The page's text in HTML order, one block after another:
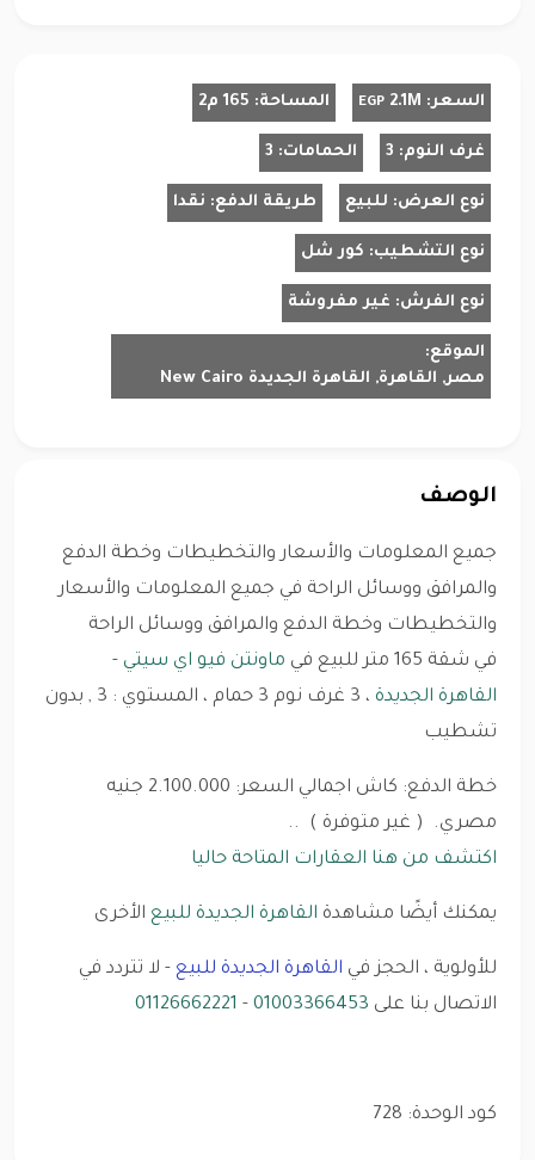
السعر: 2.1M
EGP المساحة: 165 م2
غرف النوم: 3 الحمامات: 3
نوع العرض: للبيع طريقة الدفع: نقدا
نوع التشطيب: كور شل
نوع الفرش: غير مفروشة
الموقع:
مصر, القاهرة, القاهرة الجديدة New Cairo
الوصف
جميع المعلومات والأسعار والتخطيطات وخطة الدفع
والمرافق ووسائل الراحة في جميع المعلومات والأسعار
والتخطيطات وخطة الدفع والمرافق ووسائل الراحة
في شقة 165 متر للبيع في
ماونتن فيو اي سيتي -
القاهرة الجديدة
، 3 غرف نوم 3 حمام ، المستوي : 3 , بدون
تشطيب
خطة الدفع: كاش اجمالي السعر: 2.100.000 جنيه
مصري. ( غير متوفرة ) ..
اكتشف من هنا العقارات المتاحة حاليا
يمكنك أيضًا مشاهدة القاهرة الجديدة للبيع الأخرى
للأولوية ، الحجز في القاهرة الجديدة للبيع - لا تتردد في
الاتصال بنا على 01003366453
-
01126662221
كود الوحدة: 728